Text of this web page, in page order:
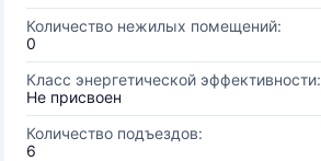
Количество нежилых помещений:
0
Класс энергетической эффективности:
Не присвоен
Количество подъездов:
6